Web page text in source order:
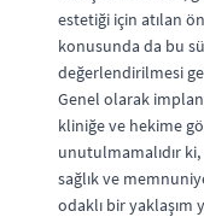
estetiği için atılan
konusunda da bu
değerlendirilmesi
Genel olarak
kliniğe ve hekime
unutulmamalıdır
sağlık ve
odaklı bir